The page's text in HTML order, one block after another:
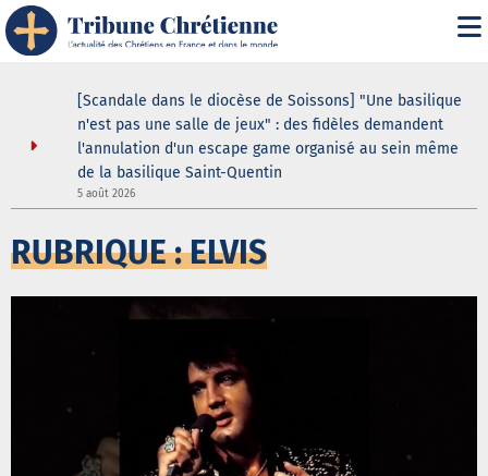
[Scandale dans le diocèse de Soissons] "Une basilique
n'est pas une salle de jeux" : des fidèles demandent
l'annulation d'un escape game organisé au sein même
de la basilique Saint-Quentin
5 août 2026
RUBRIQUE : ELVIS